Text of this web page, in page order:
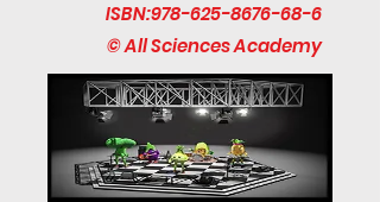
ISBN:978-625-8676-68-6
© All Sciences Academy